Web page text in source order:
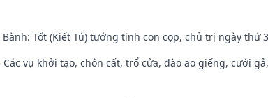
Bành: Tốt (Kiết Tú) tướng tinh con cọp, chủ trị ngày thứ
vụ khởi tạo, chôn cất, trổ cửa, đào ao giếng, cưới